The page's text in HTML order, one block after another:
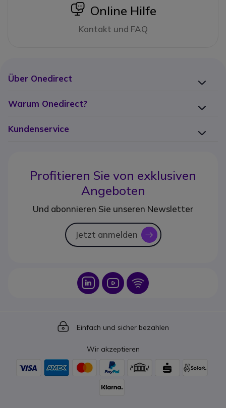
icon
Online Hilfe
Kontakt und FAQ
Über Onedirect
Warum Onedirect?
Kundenservice
Profitieren Sie von exklusiven
Angeboten
Und abonnieren Sie unseren Newsletter
Jetzt anmelden icon
Icon Icon Icon
Icon
Einfach und sicher bezahlen
Wir akzeptieren